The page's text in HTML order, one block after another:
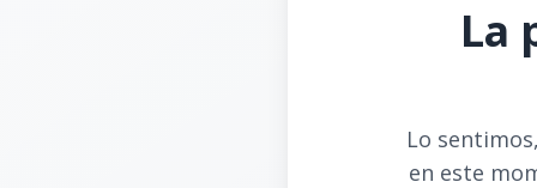
La
Lo
en este